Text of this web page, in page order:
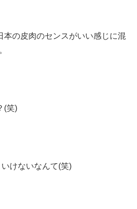
の皮肉のセンスがいい感じに混
(笑)
けないなんて(笑)